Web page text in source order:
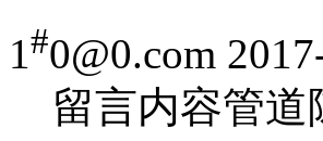
1#0@0.com
留言内容管道